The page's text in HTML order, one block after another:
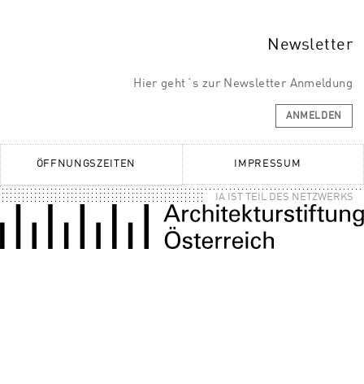
Newsletter
Hier geht´s zur Newsletter Anmeldung
ANMELDEN
ÖFFNUNGSZEITEN IMPRESSUM
IA IST TEIL DES NETZWERKS